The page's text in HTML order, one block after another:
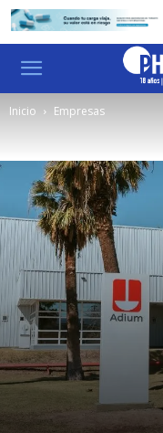
Inicio Empresas